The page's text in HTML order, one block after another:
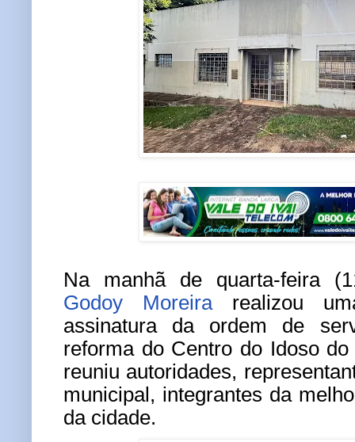
Na manhã de quarta-feira
Godoy Moreirarealizou
assinatura da ordem de
reforma do Centro do Idoso
reuniu autoridades,
municipal, integrantes da
da cidade.